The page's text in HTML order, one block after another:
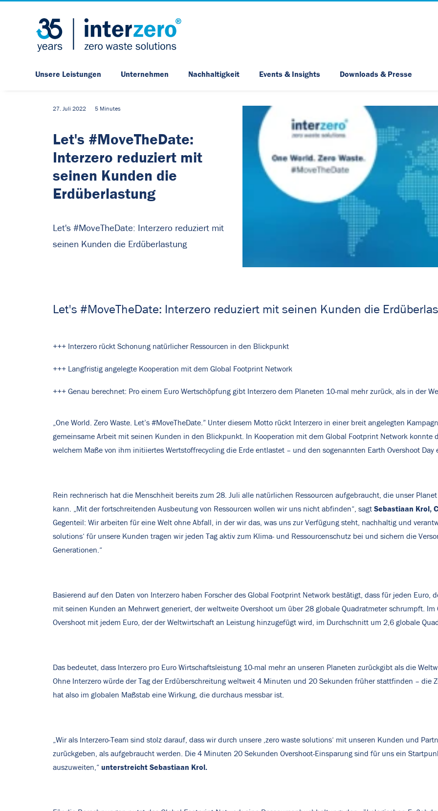
Unsere Leistungen Unternehmen Nachhaltigkeit Events & Insights Downloads & Presse
27. Juli 2022 5 Minutes
Let's #MoveTheDate:
Interzero reduziert mit
seinen Kunden die
Erdüberlastung
Let's #MoveTheDate: Interzero reduziert mit
seinen Kunden die Erdüberlastung
Let's #MoveTheDate: Interzero reduziert mit seinen Kunden die
+++ Interzero rückt Schonung natürlicher Ressourcen in den Blickpunkt
+++ Langfristig angelegte Kooperation mit dem Global Footprint Network
+++ Genau berechnet: Pro einem Euro Wertschöpfung gibt Interzero dem Planeten 10-mal mehr zurück, als in der
„One World. Zero Waste. Let’s #MoveTheDate.” Unter diesem Motto rückt Interzero in einer breit angelegten
gemeinsame Arbeit mit seinen Kunden in den Blickpunkt. In Kooperation mit dem Global Footprint Network konnte
welchem Maße von ihm initiiertes Wertstoffrecycling die Erde entlastet – und den sogenannten Earth Overshoot Day
Rein rechnerisch hat die Menschheit bereits zum 28. Juli alle natürlichen Ressourcen aufgebraucht, die unser
kann. „Mit der fortschreitenden Ausbeutung von Ressourcen wollen wir uns nicht abfinden“, sagt Sebastiaan Krol,
Gegenteil: Wir arbeiten für eine Welt ohne Abfall, in der wir das, was uns zur Verfügung steht, nachhaltig und
solutions‘ für unsere Kunden tragen wir jeden Tag aktiv zum Klima- und Ressourcenschutz bei und sichern die
Generationen.“
Basierend auf den Daten von Interzero haben Forscher des Global Footprint Network bestätigt, dass für jeden Euro,
mit seinen Kunden an Mehrwert generiert, der weltweite Overshoot um über 28 globale Quadratmeter schrumpft. Im
Overshoot mit jedem Euro, der der Weltwirtschaft an Leistung hinzugefügt wird, im Durchschnitt um 2,6 globale
Das bedeutet, dass Interzero pro Euro Wirtschaftsleistung 10-mal mehr an unseren Planeten zurückgibt als die
Ohne Interzero würde der Tag der Erdüberschreitung weltweit 4 Minuten und 20 Sekunden früher stattfinden – die
hat also im globalen Maßstab eine Wirkung, die durchaus messbar ist.
„Wir als Interzero-Team sind stolz darauf, dass wir durch unsere ,zero waste solutions‘ mit unseren Kunden und
zurückgeben, als aufgebraucht werden. Die 4 Minuten 20 Sekunden Overshoot-Einsparung sind für uns ein
auszuweiten,“ unterstreicht Sebastiaan Krol.